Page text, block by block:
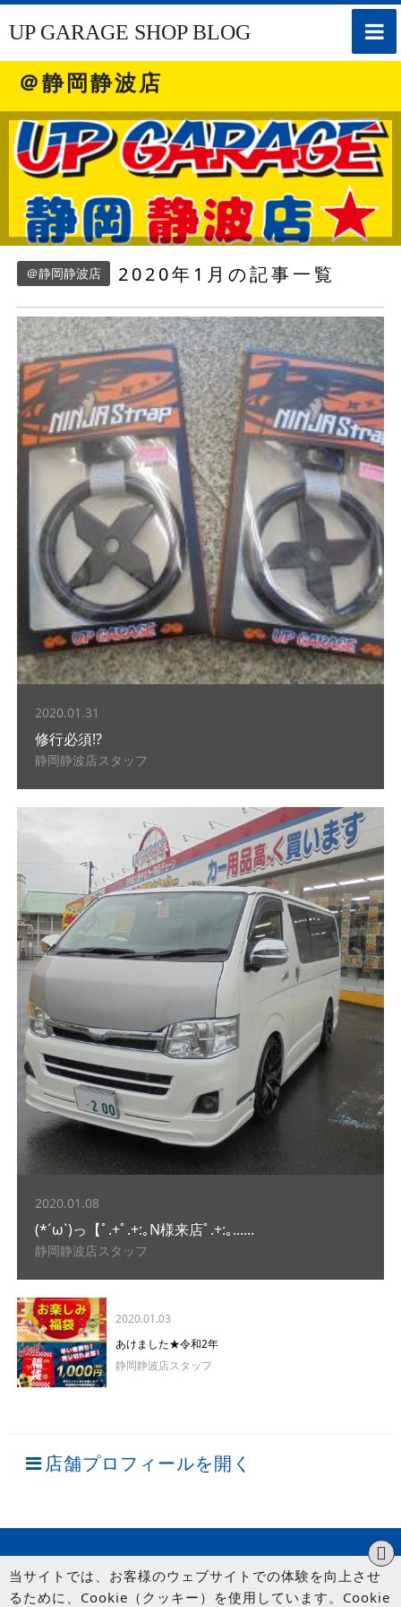
toggle
UP GARAGE SHOP BLOG
＠静岡静波店
＠静岡静波店 2020年1月の記事一覧
2020.01.31
修行必須!?
静岡静波店スタッフ
2020.01.08
(*´ω`)っ【ﾟ.+ﾟ.+:｡N様来店ﾟ.+:｡......
静岡静波店スタッフ
2020.01.03
あけました★令和2年
静岡静波店スタッフ
店舗プロフィールを開く
当サイトでは、お客様のウェブサイトでの体験を向上させ
るために、Cookie（クッキー）を使用しています。Cookie